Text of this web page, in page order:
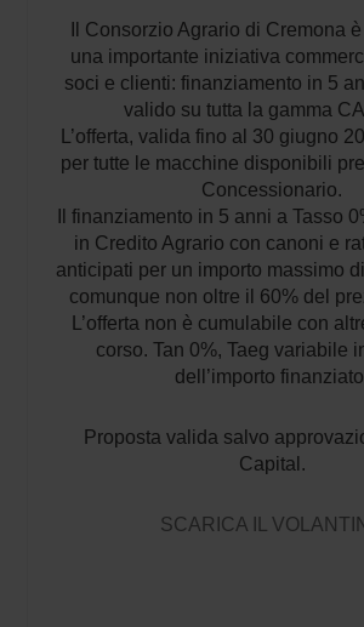
Il Consorzio Agrario di Cremona
una importante iniziativa
soci e clienti: finanziamento in 5
valido su tutta la gamma
L’offerta, valida fino al 30 giugno
per tutte le macchine disponibili
Concessionario.
Il finanziamento in 5 anni a Tasso
in Credito Agrario con canoni e
anticipati per un importo massimo
comunque non oltre il 60% del
L’offerta non è cumulabile con
corso. Tan 0%, Taeg variabile
dell’importo
Proposta valida salvo
Capital.
SCARICA IL